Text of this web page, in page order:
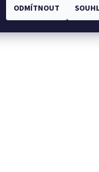
ODMÍTNOUT